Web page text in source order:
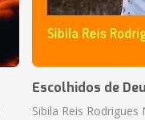
Escolhidos de
Sibila Reis